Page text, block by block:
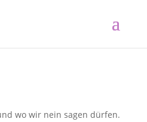
wo wir nein sagen dürfen.